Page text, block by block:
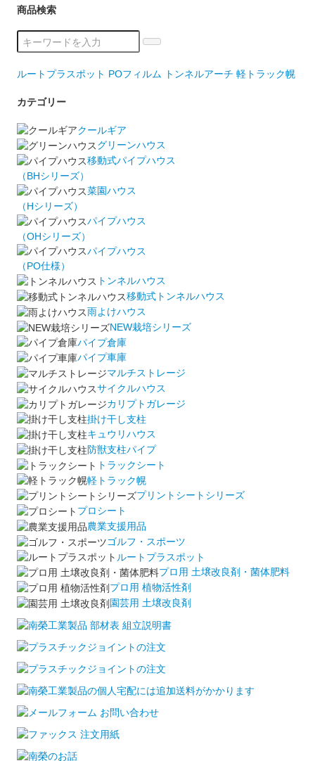
商品検索
ルートプラスポット POフィルム トンネルアーチ 軽トラック幌
カテゴリー
クールギア
グリーンハウス
移動式パイプハウス
（BHシリーズ）
菜園ハウス
（Hシリーズ）
パイプハウス
（OHシリーズ）
パイプハウス
（PO仕様）
トンネルハウス
移動式トンネルハウス
雨よけハウス
NEW栽培シリーズ
パイプ倉庫
パイプ車庫
マルチストレージ
サイクルハウス
カリプトガレージ
掛け干し支柱
キュウリハウス
防獣支柱パイプ
トラックシート
軽トラック幌
プリントシートシリーズ
プロシート
農業支援用品
ゴルフ・スポーツ
ルートプラスポット
プロ用 土壌改良剤・菌体肥料
プロ用 植物活性剤
園芸用 土壌改良剤